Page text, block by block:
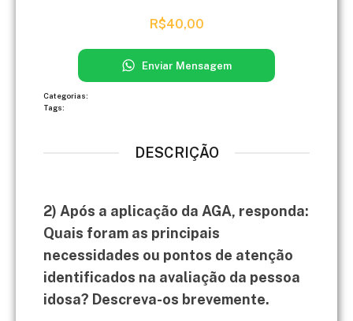
R$40,00
Enviar Mensagem
Categorias:
Tags:
DESCRIÇÃO
​2) Após a aplicação da AGA, responda:
Quais foram as principais
necessidades ou pontos de atenção
identificados na avaliação da pessoa
idosa? Descreva-os brevemente.